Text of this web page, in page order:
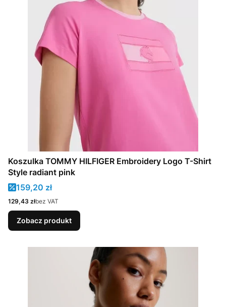
Koszulka TOMMY HILFIGER Embroidery Logo T-Shirt
Style radiant pink
Cena promocyjna
159,20 zł
Cena
129,43 złbez VAT
Zobacz produkt